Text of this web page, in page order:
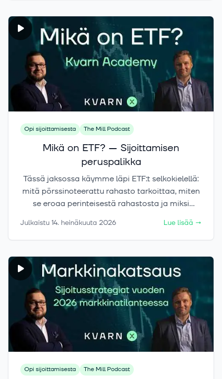
paikkaa omassa salkussasi.
Opi sijoittamisesta The Mill Podcast
Mikä on ETF? — Sijoittamisen
peruspalikka
Tässä jaksossa käymme läpi ETF:t selkokielellä:
mitä pörssinoteerattu rahasto tarkoittaa, miten
se eroaa perinteisestä rahastosta ja miksi
myös käytännön ymmärryksen siitä, miten ETF
voi auttaa hajauttamaan salkkua, pitämään
markkinoille. Jos ETF-terminologia on tuntunut
monimutkaiselta, tämä video tekee siitä helposti
ymmärrettävää.
Julkaistu 14. heinäkuuta 2026 Lue lisää →
Opi sijoittamisesta The Mill Podcast